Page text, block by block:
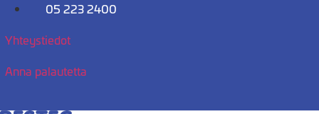
Mene
05 223 2400
Yhteystiedot
Anna palautetta